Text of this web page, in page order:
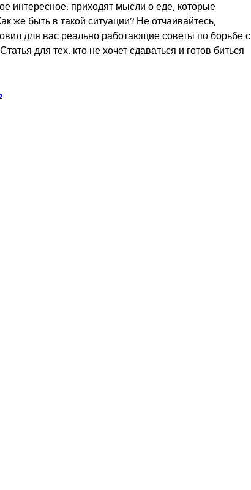
интересное: приходят мысли о еде, которые
же быть в такой ситуации? Не отчаивайтесь,
для вас реально работающие советы по борьбе с
для тех, кто не хочет сдаваться и готов биться